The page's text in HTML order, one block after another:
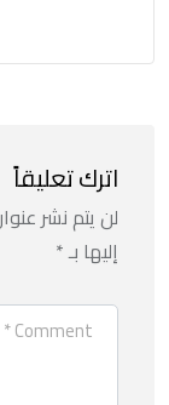
اترك تعليقاً
لن يتم نشر
إليها بـ*